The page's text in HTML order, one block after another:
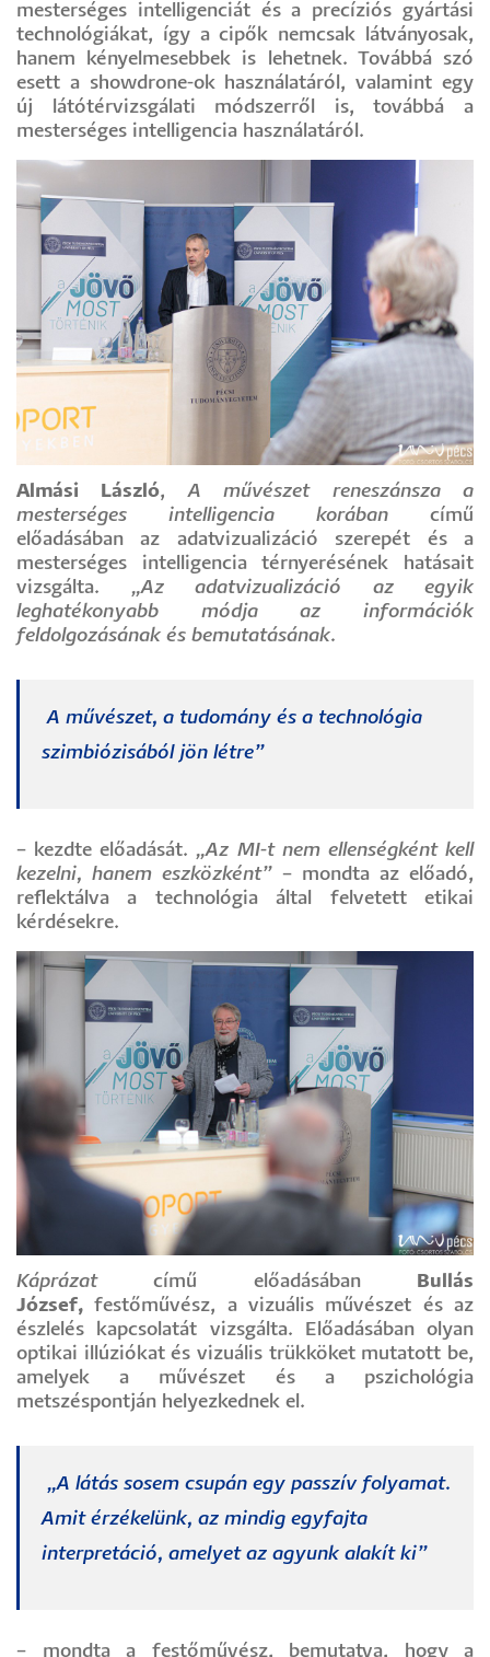
mesterséges intelligenciát és a precíziós gyártási
technológiákat, így a cipők nemcsak látványosak,
hanem kényelmesebbek is lehetnek. Továbbá szó
esett a showdrone-ok használatáról, valamint egy
új látótérvizsgálati módszerről is, továbbá a
mesterséges intelligencia használatáról.
Almási László,A művészet reneszánsza a
mesterséges intelligencia korában című
előadásában az adatvizualizáció szerepét és a
mesterséges intelligencia térnyerésének hatásait
vizsgálta. „Az adatvizualizáció az egyik
leghatékonyabb módja az információk
feldolgozásának és bemutatásának.
A művészet, a tudomány és a technológia
szimbiózisából jön létre”
– kezdte előadását. „Az MI-t nem ellenségként kell
kezelni, hanem eszközként”– mondta az előadó,
reflektálva a technológia által felvetett etikai
kérdésekre.
Káprázatcímű előadásában
Bullás
József, festőművész, a vizuális művészet és az
észlelés kapcsolatát vizsgálta. Előadásában olyan
optikai illúziókat és vizuális trükköket mutatott be,
amelyek a művészet és a pszichológia
metszéspontján helyezkednek el.
„A látás sosem csupán egy passzív folyamat.
Amit érzékelünk, az mindig egyfajta
interpretáció, amelyet az agyunk alakít ki”
– mondta a festőművész, bemutatva, hogy a